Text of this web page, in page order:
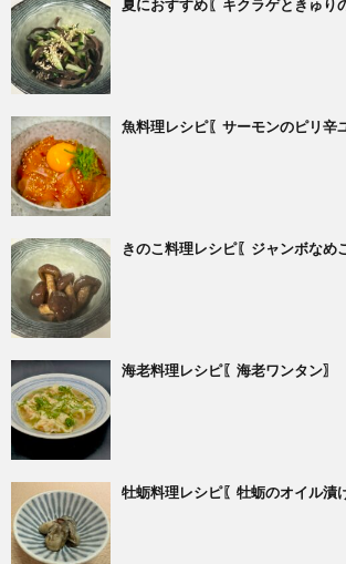
夏におすすめ〖キクラゲときゅり
魚料理レシピ〖サーモンのピリ辛
きのこ料理レシピ〖ジャンボなめ
海老料理レシピ〖海老ワンタン〗
牡蛎料理レシピ〖牡蛎のオイル漬